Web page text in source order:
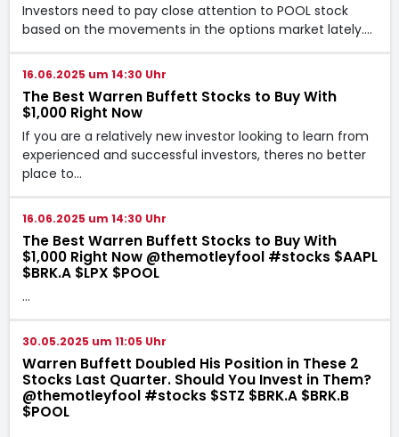
Investors need to pay close attention to POOL stock
based on the movements in the options market lately.…
16.06.2025 um 14:30 Uhr
The Best Warren Buffett Stocks to Buy With
$1,000 Right Now
If you are a relatively new investor looking to learn from
experienced and successful investors, theres no better
place to…
16.06.2025 um 14:30 Uhr
The Best Warren Buffett Stocks to Buy With
$1,000 Right Now @themotleyfool #stocks $AAPL
$BRK.A $LPX $POOL
…
30.05.2025 um 11:05 Uhr
Warren Buffett Doubled His Position in These 2
Stocks Last Quarter. Should You Invest in Them?
@themotleyfool #stocks $STZ $BRK.A $BRK.B
$POOL